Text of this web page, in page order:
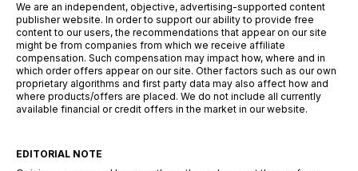
We are an independent, objective, advertising-supported content
publisher website. In order to support our ability to provide free
content to our users, the recommendations that appear on our site
might be from companies from which we receive affiliate
compensation. Such compensation may impact how, where and in
which order offers appear on our site. Other factors such as our own
proprietary algorithms and first party data may also affect how and
where products/offers are placed. We do not include all currently
available financial or credit offers in the market in our website.
EDITORIAL NOTE